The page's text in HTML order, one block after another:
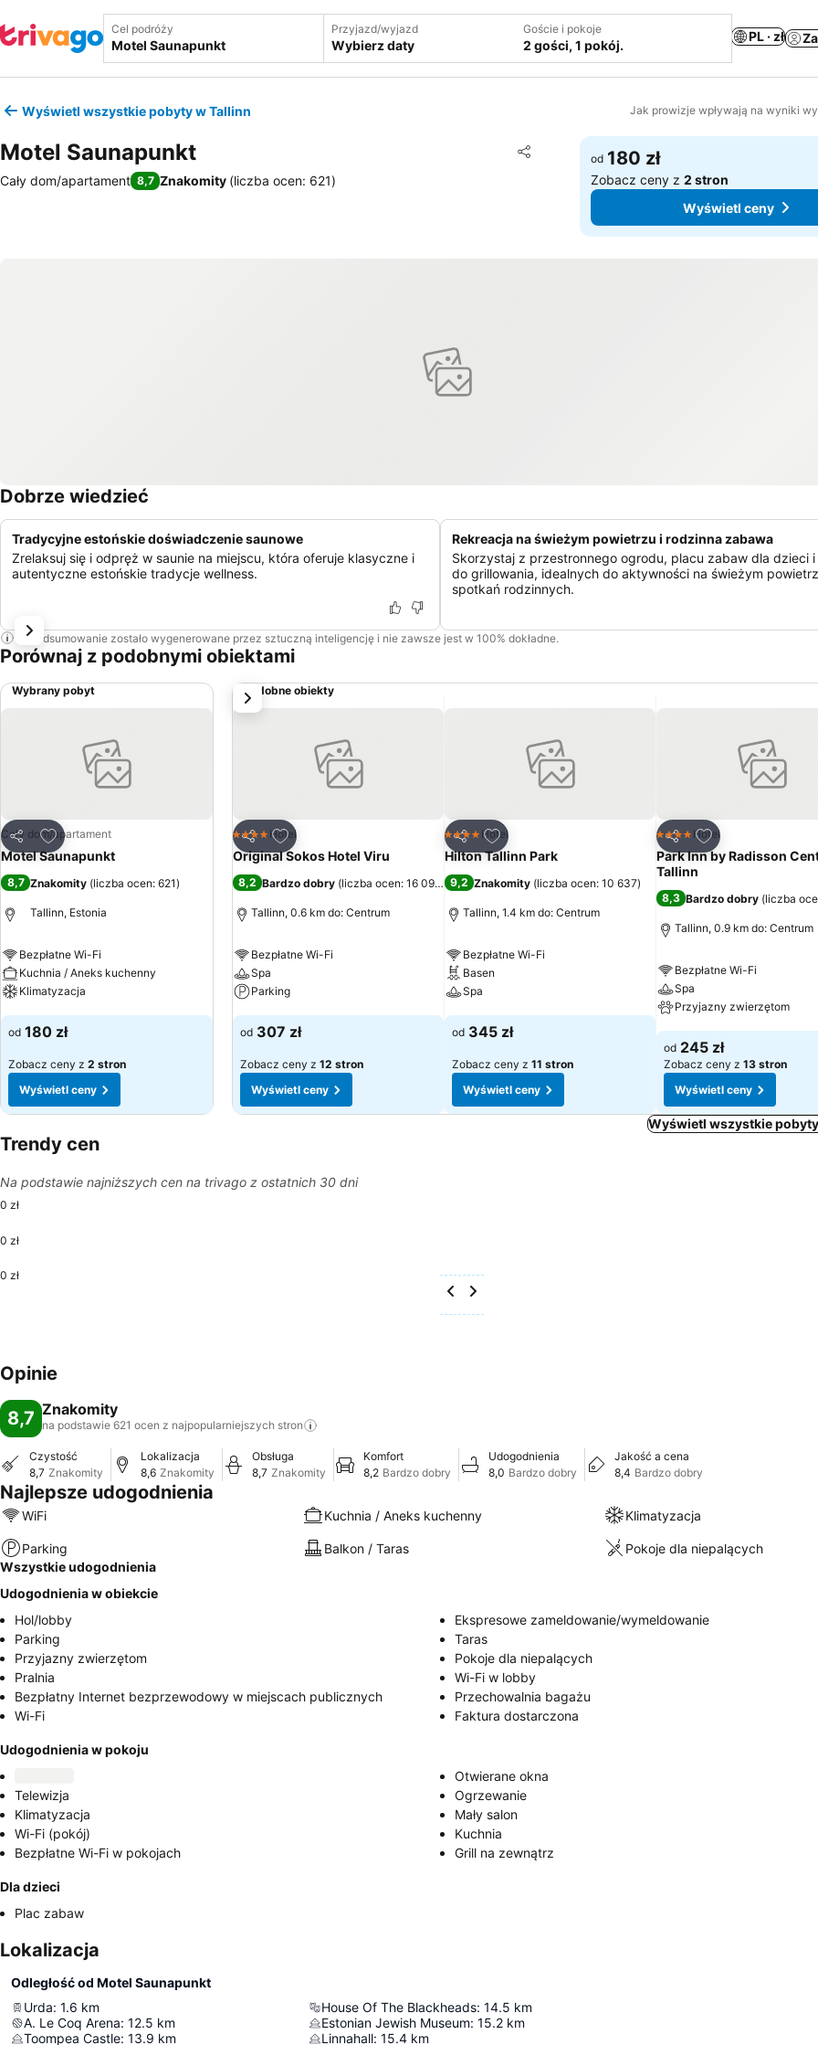
Cel podróży Przyjazd/wyjazd
Wybierz daty
Goście i pokoje
2 gości, 1 pokój.
PL · zł
Wyświetl wszystkie pobyty w Tallinn Jak prowizje wpływają na wyniki
Motel Saunapunkt Udostępnij
Dodaj do ulubionych
Cały dom/apartament 8,7 Znakomity (liczba ocen: 621)
od 180 zł
Zobacz ceny z2 stron
Wyświetl ceny
Dobrze wiedzieć
Tradycyjne estońskie doświadczenie saunowe
Zrelaksuj się i odpręż w saunie na miejscu, która oferuje klasyczne i
autentyczne estońskie tradycje wellness.
Rekreacja na świeżym powietrzu i rodzinna zabawa
Skorzystaj z przestronnego ogrodu, placu zabaw dla dzieci
do grillowania, idealnych do aktywności na świeżym
spotkań rodzinnych.
To podsumowanie zostało wygenerowane przez sztuczną inteligencję i nie zawsze jest w 100% dokładne.
Porównaj z podobnymi obiektami
Wybrany pobyt
Udostępnij
Dodaj do ulubionych
Cały dom/apartament
Motel Saunapunkt
8,7 Znakomity (liczba ocen: 621)
Tallinn, Estonia
Bezpłatne Wi-Fi
Kuchnia / Aneks kuchenny
Klimatyzacja
Wyświetl ceny
od 180 zł
Zobacz ceny z 2 stron
Wyświetl ceny
Podobne obiekty
Udostępnij
Dodaj do ulubionych
4 Kategoria
Hotel
Original Sokos Hotel Viru
8,2 Bardzo dobry (liczba ocen: 16 090)
Tallinn, 0.6 km do: Centrum
Bezpłatne Wi-Fi
Spa
Parking
Wyświetl ceny
od 307 zł
Zobacz ceny z 12 stron
Wyświetl ceny
Udostępnij
Dodaj do ulubionych
4 Kategoria
Hotel
Hilton Tallinn Park
9,2 Znakomity (liczba ocen: 10 637)
Tallinn, 1.4 km do: Centrum
Bezpłatne Wi-Fi
Basen
Spa
Wyświetl ceny
od 345 zł
Zobacz ceny z 11 stron
Wyświetl ceny
Udostępnij
Dodaj do
4 Kategoria
Hotel
Park Inn by Radisson
Tallinn
8,3 Bardzo dobry (liczba
Tallinn, 0.9 km do: Centrum
Bezpłatne Wi-Fi
Spa
Przyjazny zwierzętom
Wyświetl ceny
od 245 zł
Zobacz ceny z 13 stron
Wyświetl ceny
Następny
Wyświetl wszystkie
Trendy cen
Na podstawie najniższych cen na trivago z ostatnich 30 dni
0 zł
0 zł
0 zł
Opinie
8,7 Znakomity
na podstawie 621 ocen z najpopularniejszych stron
Czystość
8,7 Znakomity
Lokalizacja
8,6 Znakomity
Obsługa
8,7 Znakomity
Komfort
8,2 Bardzo dobry
Udogodnienia
8,0 Bardzo dobry
Jakość a cena
8,4 Bardzo dobry
Najlepsze udogodnienia
WiFi Kuchnia / Aneks kuchenny Klimatyzacja
Parking Balkon / Taras
Pokoje dla niepalących
Wszystkie udogodnienia
Udogodnienia w obiekcie
Hol/lobby
Ekspresowe zameldowanie/wymeldowanie
Parking
Taras
Przyjazny zwierzętom
Pokoje dla niepalących
Pralnia
Wi-Fi w lobby
Bezpłatny Internet bezprzewodowy w miejscach publicznych
Przechowalnia bagażu
Wi-Fi
Faktura dostarczona
Udogodnienia w pokoju
Otwierane okna
Telewizja
Ogrzewanie
Klimatyzacja
Mały salon
Wi-Fi (pokój)
Kuchnia
Bezpłatne Wi-Fi w pokojach
Grill na zewnątrz
Dla dzieci
Plac zabaw
Lokalizacja
Odległość od Motel Saunapunkt
Urda: 1.6 km
A. Le Coq Arena: 12.5 km
Toompea Castle: 13.9 km
House Of The Blackheads: 14.5 km
Estonian Jewish Museum: 15.2 km
Linnahall: 15.4 km